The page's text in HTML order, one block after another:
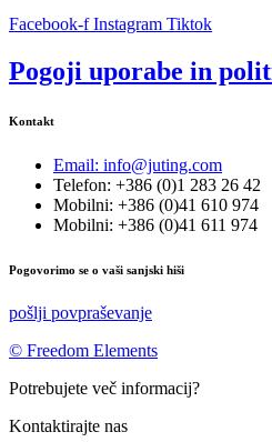
Facebook-f Instagram Tiktok
Pogoji uporabe in
Kontakt
Email: info@juting.com
Telefon: +386 (0)1 283 26 42
Mobilni: +386 (0)41 610 974
Mobilni: +386 (0)41 611 974
Pogovorimo se o vaši sanjski hiši
pošlji povpraševanje
© Freedom Elements
Potrebujete več informacij?
Kontaktirajte nas